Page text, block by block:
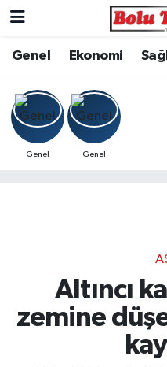
Genel Ekonomi
Genel Genel
Altıncı
zemine